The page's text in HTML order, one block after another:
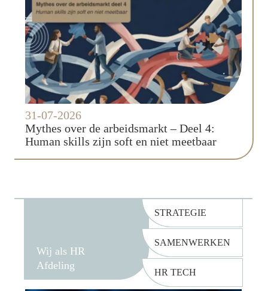
31-07-2026
Mythes over de arbeidsmarkt – Deel 4:
Human skills zijn soft en niet meetbaar
Wij als HR
Afdeling
STRATEGIE
SAMENWERKEN
HR TECH